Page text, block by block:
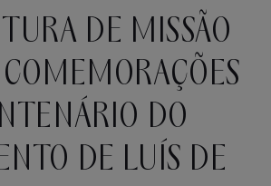
DE MISSÃO
COMEMORAÇÕES
DO
DE LUÍS DE